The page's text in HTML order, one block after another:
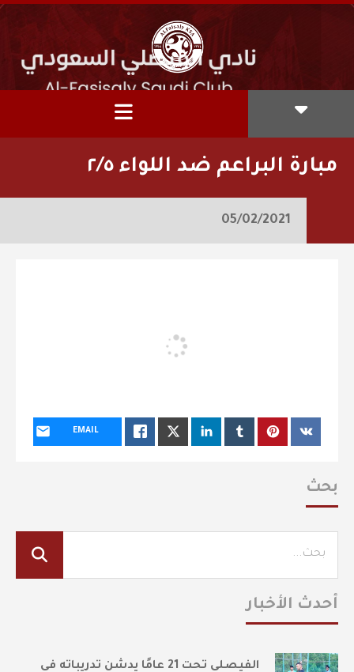
مبارة البراعم ضد اللواء ٢/٥
05/02/2021
EMAIL
بحث
أحدث الأخبار
الفيصلي تحت 21 عامًا يدشن تدريباته في